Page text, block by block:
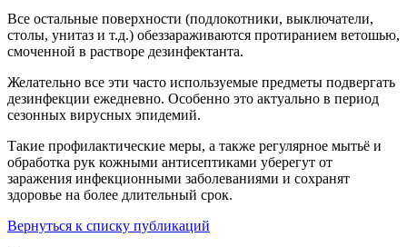
Все остальные поверхности (подлокотники, выключатели,
столы, унитаз и т.д.) обеззараживаются протиранием ветошью,
смоченной в растворе дезинфектанта.
Желательно все эти часто используемые предметы подвергать
дезинфекции ежедневно. Особенно это актуально в период
сезонных вирусных эпидемий.
Такие профилактические меры, а также регулярное мытьё и
обработка рук кожными антисептиками уберегут от
заражения инфекционными заболеваниями и сохранят
здоровье на более длительный срок.
Вернуться к списку публикаций